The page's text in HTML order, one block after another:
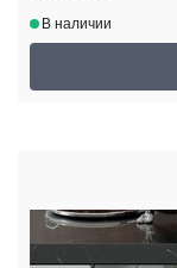
В наличии